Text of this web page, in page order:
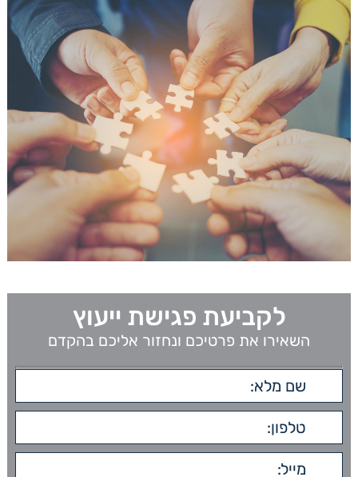
לקביעת פגישת ייעוץ
השאירו את פרטיכם ונחזור אליכם בהקדם